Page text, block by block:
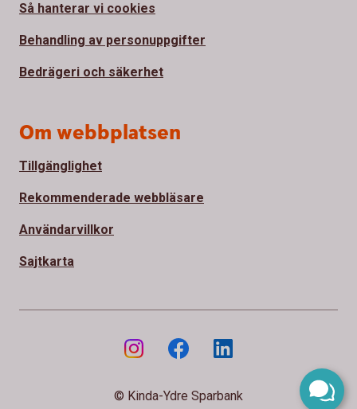
Så hanterar vi cookies
Behandling av personuppgifter
Bedrägeri och säkerhet
Om webbplatsen
Tillgänglighet
Rekommenderade webbläsare
Användarvillkor
Sajtkarta
© Kinda-Ydre Sparbank